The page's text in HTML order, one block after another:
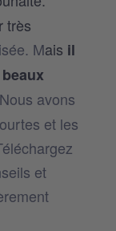
très
Mais il
Nous avons
et les
et